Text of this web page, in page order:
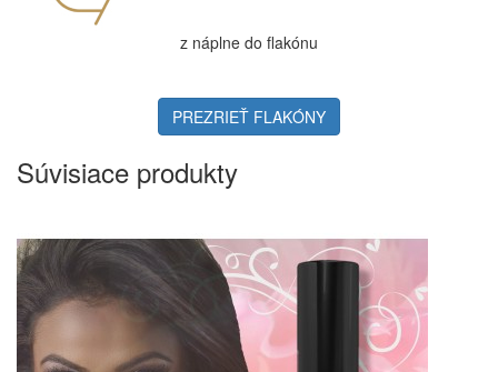
z náplne do flakónu
PREZRIEŤ FLAKÓNY
Súvisiace produkty